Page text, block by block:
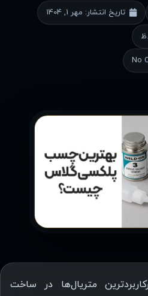
تاریخ انتشار: مهر 1, 1404
متریال‌ها در ساخت